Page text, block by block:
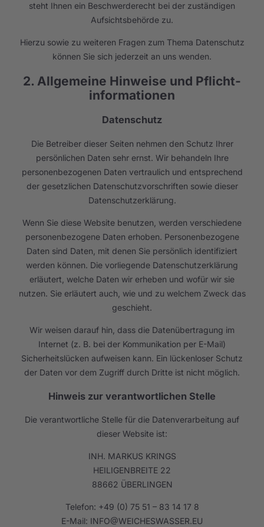
steht Ihnen ein Beschwerderecht bei der zuständigen
Aufsichtsbehörde zu.
Hierzu sowie zu weiteren Fragen zum Thema Datenschutz
können Sie sich jederzeit an uns wenden.
2. Allgemeine Hinweise und Pflicht­
informationen
Datenschutz
Die Betreiber dieser Seiten nehmen den Schutz Ihrer
persönlichen Daten sehr ernst. Wir behandeln Ihre
personenbezogenen Daten vertraulich und entsprechend
der gesetzlichen Datenschutzvorschriften sowie dieser
Datenschutzerklärung.
Wenn Sie diese Website benutzen, werden verschiedene
personenbezogene Daten erhoben. Personenbezogene
Daten sind Daten, mit denen Sie persönlich identifiziert
werden können. Die vorliegende Datenschutzerklärung
erläutert, welche Daten wir erheben und wofür wir sie
nutzen. Sie erläutert auch, wie und zu welchem Zweck das
geschieht.
Wir weisen darauf hin, dass die Datenübertragung im
Internet (z. B. bei der Kommunikation per E-Mail)
Sicherheitslücken aufweisen kann. Ein lückenloser Schutz
der Daten vor dem Zugriff durch Dritte ist nicht möglich.
Hinweis zur verantwortlichen Stelle
Die verantwortliche Stelle für die Datenverarbeitung auf
dieser Website ist:
INH. MARKUS KRINGS
HEILIGENBREITE 22
88662 ÜBERLINGEN
Telefon: +49 (0) 75 51 – 83 14 17 8
E-Mail: INFO@WEICHESWASSER.EU